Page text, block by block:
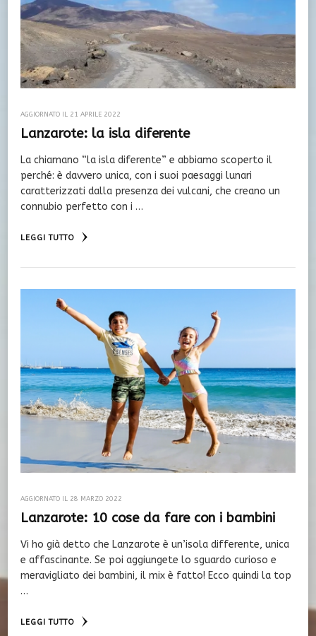
AGGIORNATO IL 21 APRILE 2022
Lanzarote: la isla diferente
La chiamano “la isla diferente” e abbiamo scoperto il
perché: è davvero unica, con i suoi paesaggi lunari
caratterizzati dalla presenza dei vulcani, che creano un
connubio perfetto con i …
LEGGI TUTTO
AGGIORNATO IL 28 MARZO 2022
Lanzarote: 10 cose da fare con i bambini
Vi ho già detto che Lanzarote è un’isola differente, unica
e affascinante. Se poi aggiungete lo sguardo curioso e
meravigliato dei bambini, il mix è fatto! Ecco quindi la top
…
LEGGI TUTTO